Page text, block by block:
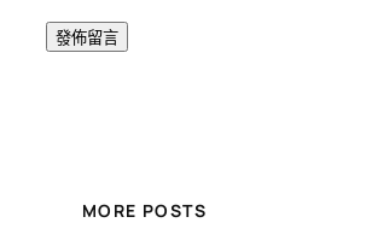
MORE POSTS